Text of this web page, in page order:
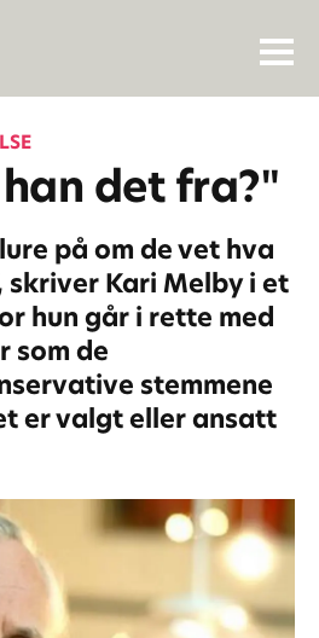
det fra?"
på om de vet hva
skriver Kari Melby i et
hun går i rette med
som de
stemmene
er valgt eller ansatt